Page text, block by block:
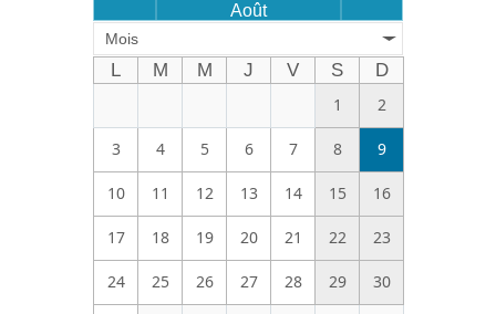
Août
Mois
L M M J V S
D
1
2
3 4 5 6 7 8 9
10 11 12 13 14 15 16
17 18 19 20 21 22 23
24 25 26 27 28 29 30